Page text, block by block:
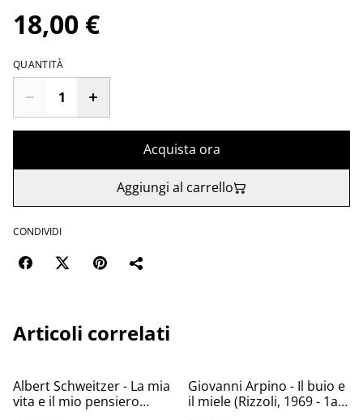
18,00 €
QUANTITÀ
Acquista ora
Aggiungi al carrello
CONDIVIDI
Articoli correlati
Albert Schweitzer - La mia
vita e il mio pensiero
Giovanni Arpino - Il buio e
il miele (Rizzoli, 1969 - 1a